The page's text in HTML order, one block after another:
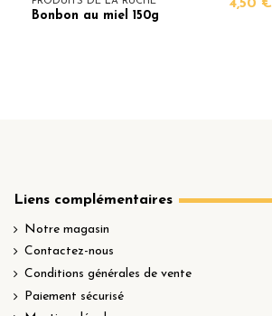
Bonbon au miel 150g
4,50 €
Liens complémentaires
Notre magasin
Contactez-nous
Conditions générales de vente
Paiement sécurisé